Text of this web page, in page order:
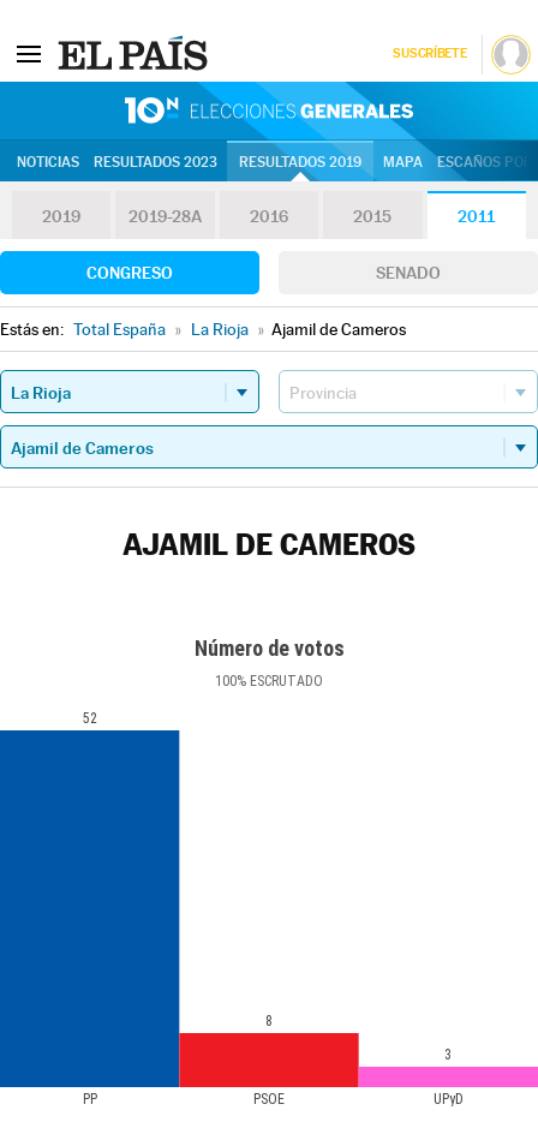
SUSCRÍBETE
NOTICIAS RESULTADOS 2023 RESULTADOS 2019 MAPA ESCAÑOS
2019 2019-28A 2016 2015 2011
CONGRESO SENADO
Estás en: Total España » La Rioja » Ajamil de Cameros
AJAMIL DE CAMEROS
Número de votos
100% ESCRUTADO
PP PSOE UPyD
52
8
3